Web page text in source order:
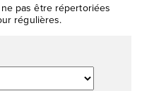
pas être répertoriées
régulières.